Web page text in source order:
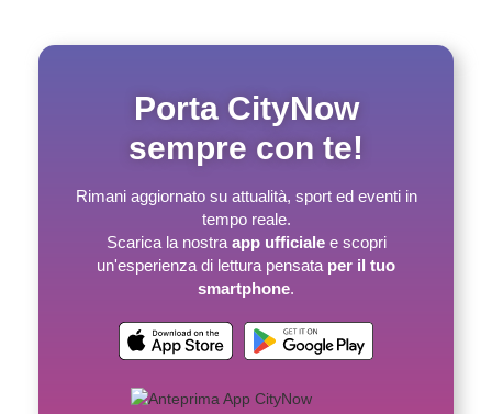
Porta CityNow
sempre con te!
Rimani aggiornato su attualità, sport ed eventi in
tempo reale.
Scarica la nostra app ufficialee scopri
un'esperienza di lettura pensata per il tuo
smartphone.